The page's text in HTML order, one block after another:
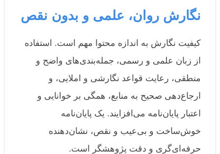
نگارش روان، علمی و بدون نقص
کیفیت نگارش به اندازه محتوا مهم است. استفاده
از زبان علمی و رسمی، جمله‌بندی‌های واضح و
منطقی، رعایت قواعد نگارشی و املایی، و
ارجاع‌دهی صحیح به منابع، همگی بر خوانایی و
اعتبار پایان‌نامه می‌افزایند. یک پایان‌نامه
خوش‌ساخت و بی‌عیب و نقص، نشان‌دهنده
حرفه‌ای‌گری و دقت پژوهشگر است.